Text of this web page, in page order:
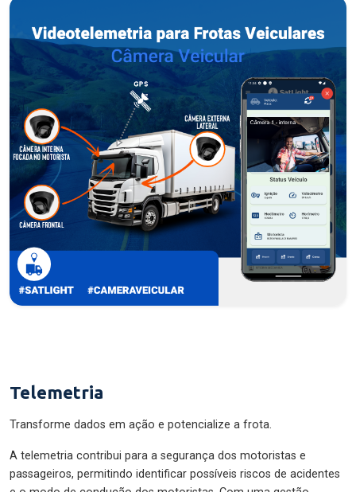
Telemetria
Transforme dados em ação e potencialize a frota.
A telemetria contribui para a segurança dos motoristas e
passageiros, permitindo identificar possíveis riscos de acidentes